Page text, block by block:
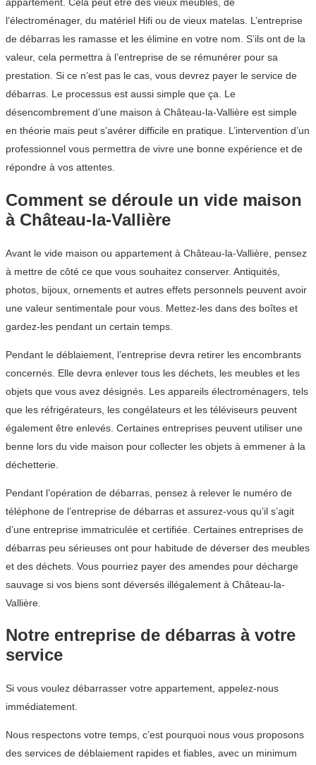
l’électroménager, du matériel Hifi ou de vieux matelas. L’entreprise
de débarras les ramasse et les élimine en votre nom. S’ils ont de la
valeur, cela permettra à l’entreprise de se rémunérer pour sa
prestation. Si ce n’est pas le cas, vous devrez payer le service de
débarras. Le processus est aussi simple que ça. Le
désencombrement d’une maison à Château-la-Vallière est simple
en théorie mais peut s’avérer difficile en pratique. L’intervention d’un
professionnel vous permettra de vivre une bonne expérience et de
répondre à vos attentes.
Comment se déroule un vide maison
à Château-la-Vallière
Avant le vide maison ou appartement à Château-la-Vallière, pensez
à mettre de côté ce que vous souhaitez conserver. Antiquités,
photos, bijoux, ornements et autres effets personnels peuvent avoir
une valeur sentimentale pour vous. Mettez-les dans des boîtes et
gardez-les pendant un certain temps.
Pendant le déblaiement, l’entreprise devra retirer les encombrants
concernés. Elle devra enlever tous les déchets, les meubles et les
objets que vous avez désignés. Les appareils électroménagers, tels
que les réfrigérateurs, les congélateurs et les téléviseurs peuvent
également être enlevés. Certaines entreprises peuvent utiliser une
benne lors du vide maison pour collecter les objets à emmener à la
déchetterie.
Pendant l’opération de débarras, pensez à relever le numéro de
téléphone de l’entreprise de débarras et assurez-vous qu’il s’agit
d’une entreprise immatriculée et certifiée. Certaines entreprises de
débarras peu sérieuses ont pour habitude de déverser des meubles
et des déchets. Vous pourriez payer des amendes pour décharge
sauvage si vos biens sont déversés illégalement à Château-la-
Vallière.
Notre entreprise de débarras à votre
service
Si vous voulez débarrasser votre appartement, appelez-nous
immédiatement.
Nous respectons votre temps, c’est pourquoi nous vous proposons
des services de déblaiement rapides et fiables, avec un minimum